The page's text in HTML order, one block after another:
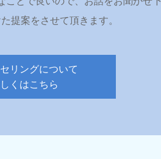
提案をさせて頂きます。
リングについて
くはこちら